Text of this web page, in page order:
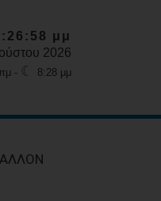
μμ
2026
- ☾ 8:28 μμ